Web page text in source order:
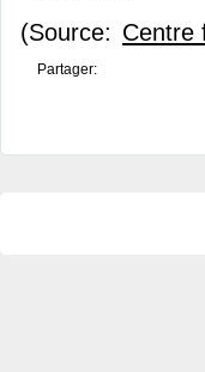
(Source: Centre
Partager: